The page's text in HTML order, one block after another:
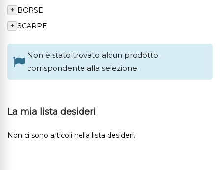
Non è stato trovato alcun prodotto
corrispondente alla selezione.
+ BORSE
+ SCARPE
La mia lista desideri
Non ci sono articoli nella lista desideri.